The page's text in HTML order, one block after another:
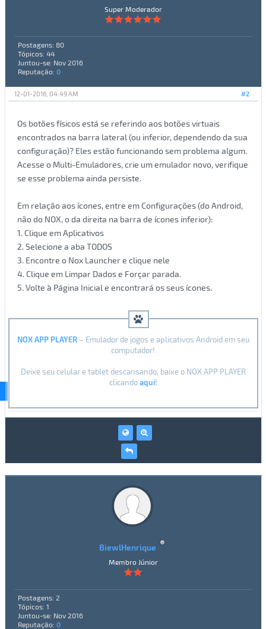
Super Moderador
Postagens: 80
Tópicos: 44
Juntou-se: Nov 2016
Reputação: 0
#2
12-01-2016, 04:49 AM
Os botões físicos está se referindo aos botões virtuais
encontrados na barra lateral (ou inferior, dependendo da sua
configuração)? Eles estão funcionando sem problema algum.
Acesse o Multi-Emuladores, crie um emulador novo, verifique
se esse problema ainda persiste.
Em relação aos ícones, entre em Configurações (do Android,
não do NOX, o da direita na barra de ícones inferior):
1. Clique em Aplicativos
2. Selecione a aba TODOS
3. Encontre o Nox Launcher e clique nele
4. Clique em Limpar Dados e Forçar parada.
5. Volte à Página Inicial e encontrará os seus ícones.
NOX APP PLAYER– Emulador de jogos e aplicativos Android em seu
computador!
Deixe seu celular e tablet descansando, baixe o NOX APP PLAYER
clicandoaqui!
BiewlHenrique
Membro Júnior
Postagens: 2
Tópicos: 1
Juntou-se: Nov 2016
Reputação: 0